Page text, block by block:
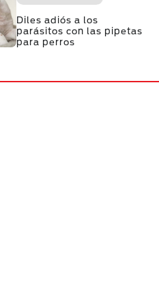
Diles adiós a los
parásitos con las pipetas
para perros